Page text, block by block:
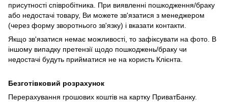
присутності співробітника. При виявленні пошкодження/браку
або недостачі товару, Ви можете зв'язатися з менеджером
(через форму зворотнього зв'язку) і вказати контакти.
Якщо зв'язатися немає можливості, то зафіксувати на фото. В
іншому випадку претензії щодо пошкоджень/браку чи
недостачі будуть прийматися не на користь Клієнта.
Безготівковий розрахунок
Перерахування грошових коштів на картку ПриватБанку.